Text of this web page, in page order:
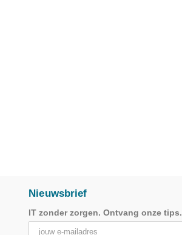
Nieuwsbrief
IT zonder zorgen. Ontvang onze tips.